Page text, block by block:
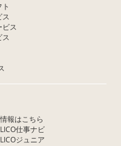
ス
ビス
ス
報はこちら
仕事ナビ
ジュニア